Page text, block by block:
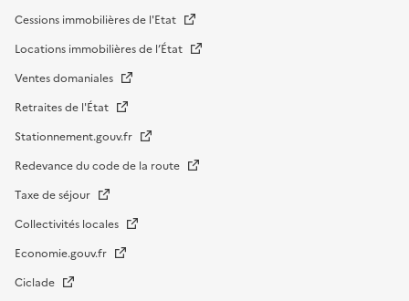
Cessions immobilières de l'Etat
Locations immobilières de l’État
Ventes domaniales
Retraites de l'État
Stationnement.gouv.fr
Redevance du code de la route
Taxe de séjour
Collectivités locales
Economie.gouv.fr
Ciclade